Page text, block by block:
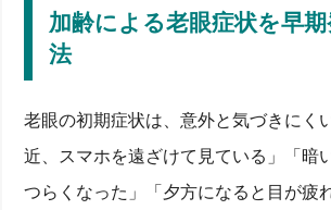
加齢による老眼症状を早
法
老眼の初期症状は、意外と気づきにく
近、スマホを遠ざけて見ている」「暗
つらくなった」「夕方になると目が疲